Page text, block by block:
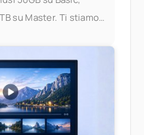
su Master. Ti stiamo
dei limiti. Cosa è